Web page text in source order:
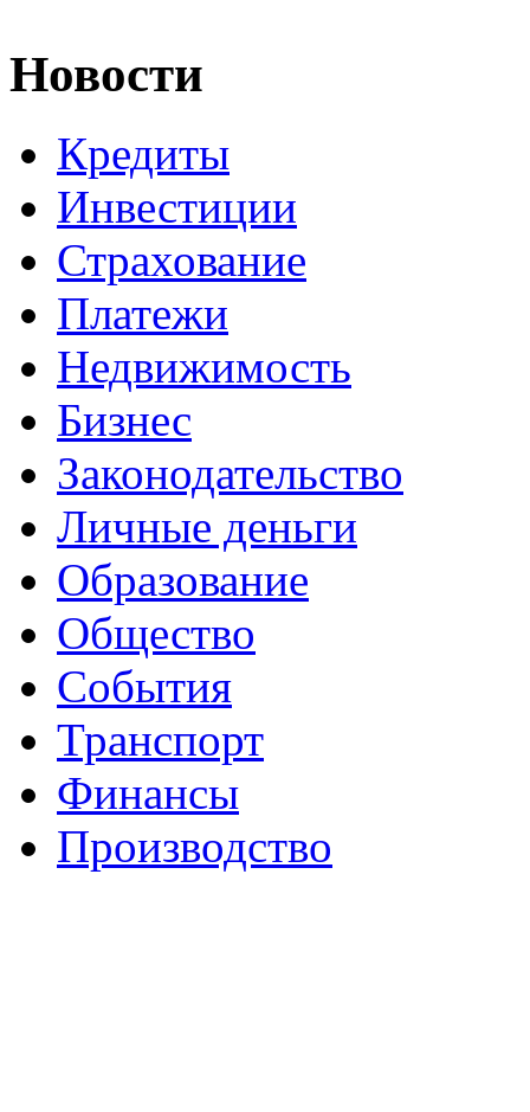
Новости
Кредиты
Инвестиции
Страхование
Платежи
Недвижимость
Бизнес
Законодательство
Личные деньги
Образование
Общество
События
Транспорт
Финансы
Производство